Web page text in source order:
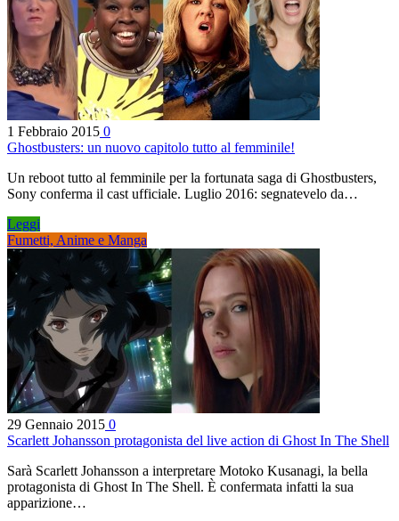
1 Febbraio 2015 0
Ghostbusters: un nuovo capitolo tutto al femminile!
Un reboot tutto al femminile per la fortunata saga di Ghostbusters,
Sony conferma il cast ufficiale. Luglio 2016: segnatevelo da…
Leggi
Fumetti, Anime e Manga
29 Gennaio 2015 0
Scarlett Johansson protagonista del live action di Ghost In The Shell
Sarà Scarlett Johansson a interpretare Motoko Kusanagi, la bella
protagonista di Ghost In The Shell. È confermata infatti la sua
apparizione…